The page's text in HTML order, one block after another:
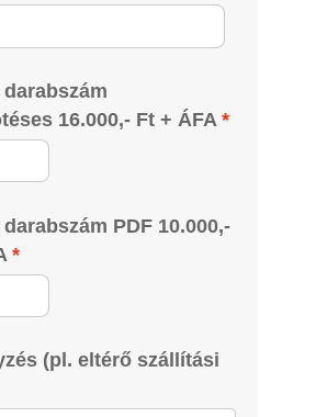
16.000,- Ft + ÁFA
PDF 10.000,-
(pl. eltérő szállítási